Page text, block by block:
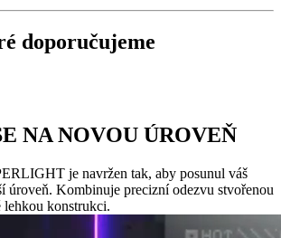
doporučujeme
NA NOVOU ÚROVEŇ
je navržen tak, aby posunul váš
úroveň. Kombinuje precizní odezvu stvořenou
lehkou konstrukci.